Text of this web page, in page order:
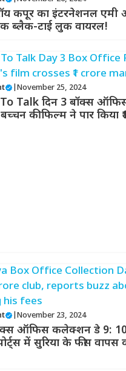
कपूर का इंटरनेशनल एमी
ब्लैक-टाई लुक वायरल!
November 25, 2024
Talk दिन 3 बॉक्स
की फिल्म ने पार किया
November 23, 2024
ऑफिस कलेक्शन डे 9:
में सुरिया के फीस वापस